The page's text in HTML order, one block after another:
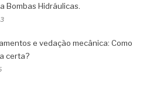
Bombas Hidráulicas.
e vedação mecânica: Como
certa?